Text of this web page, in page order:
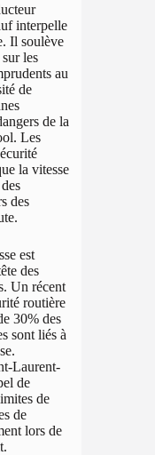
interpelle
Il soulève
les
au
de
de la
Les
la vitesse
des
est
des
Un récent
routière
30% des
sont liés à
Laurent-
de
de
de
lors de